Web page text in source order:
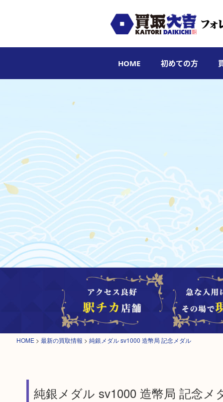
HOME 初めての方
HOME > 最新の買取情報 > 純銀メダル sv1000 造幣局 記念メダル
純銀メダル sv1000 造幣局 記念メ